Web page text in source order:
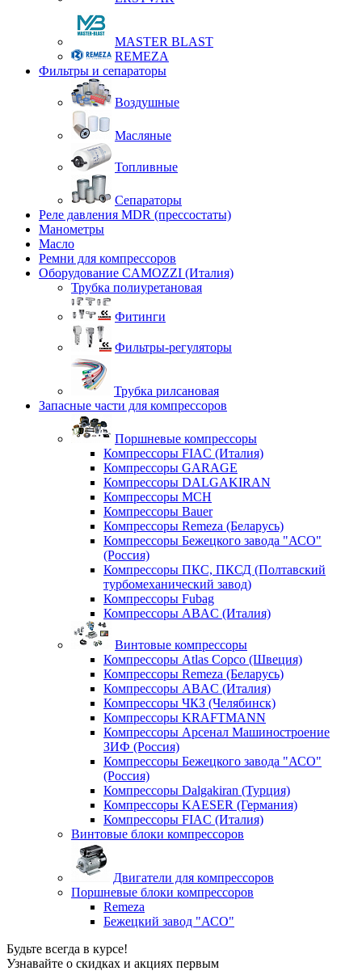
MASTER BLAST
REMEZA
Фильтры и сепараторы
Воздушные
Масляные
Топливные
Сепараторы
Реле давления MDR (прессостаты)
Манометры
Масло
Ремни для компрессоров
Оборудование CAMOZZI (Италия)
Трубка полиуретановая
Фитинги
Фильтры-регуляторы
Трубка рилсановая
Запасные части для компрессоров
Поршневые компрессоры
Компрессоры FIAC (Италия)
Компрессоры GARAGE
Компрессоры DALGAKIRAN
Компрессоры MCH
Компрессоры Bauer
Компрессоры Remeza (Беларусь)
Компрессоры Бежецкого завода "АСО"
(Россия)
Компрессоры ПКС, ПКСД (Полтавский
турбомеханический завод)
Компрессоры Fubag
Компрессоры ABAC (Италия)
Винтовые компрессоры
Компрессоры Atlas Copco (Швеция)
Компрессоры Remeza (Беларусь)
Компрессоры ABAC (Италия)
Компрессоры ЧКЗ (Челябинск)
Компрессоры KRAFTMANN
Компрессоры Арсенал Машиностроение
ЗИФ (Россия)
Компрессоры Бежецкого завода "АСО"
(Россия)
Компрессоры Dalgakiran (Турция)
Компрессоры KAESER (Германия)
Компрессоры FIAC (Италия)
Винтовые блоки компрессоров
Двигатели для компрессоров
Поршневые блоки компрессоров
Remeza
Бежецкий завод "АСО"
Будьте всегда в курсе!
Узнавайте о скидках и акциях первым